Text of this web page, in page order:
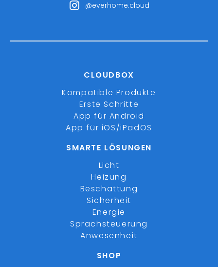
@everhome.cloud
CLOUDBOX
Kompatible Produkte
Erste Schritte
App für Android
App für iOS/iPadOS
SMARTE LÖSUNGEN
Licht
Heizung
Beschattung
Sicherheit
Energie
Sprachsteuerung
Anwesenheit
SHOP